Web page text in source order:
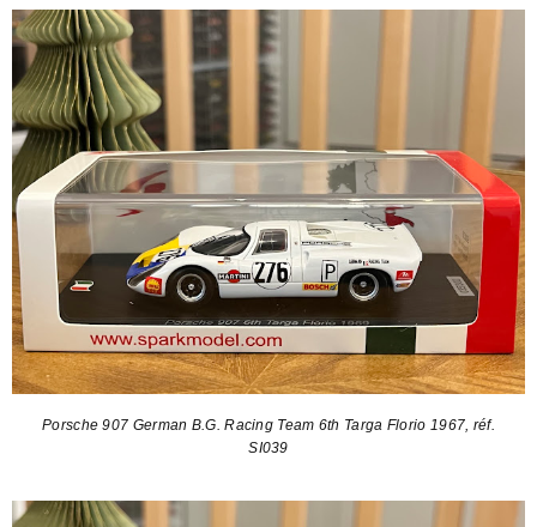
Porsche 907 German B.G. Racing Team 6th Targa Florio 1967, réf.
SI039